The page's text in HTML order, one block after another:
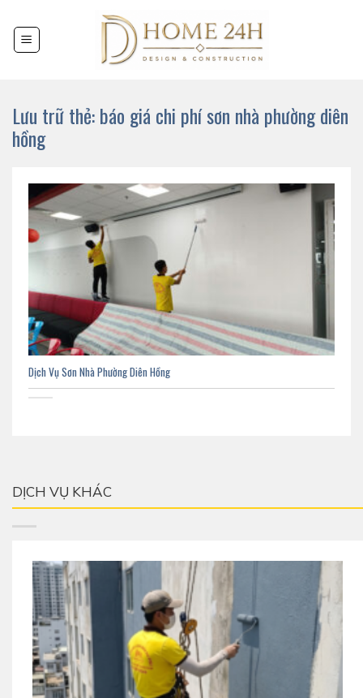
đến
nội
Lưu trữ thẻ:báo giá chi phí sơn nhà phường diên
hồng
Dịch Vụ Sơn Nhà Phường Diên Hồng
DỊCH VỤ KHÁC